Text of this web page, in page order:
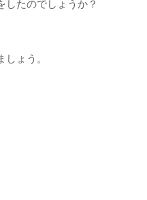
したのでしょうか？
ょう。